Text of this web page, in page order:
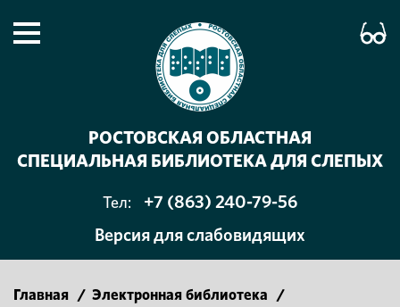
РОСТОВСКАЯ ОБЛАСТНАЯ
СПЕЦИАЛЬНАЯ БИБЛИОТЕКА ДЛЯ СЛЕПЫХ
Тел:
+7 (863) 240-79-56
Версия для слабовидящих
Главная / Электронная библиотека
/